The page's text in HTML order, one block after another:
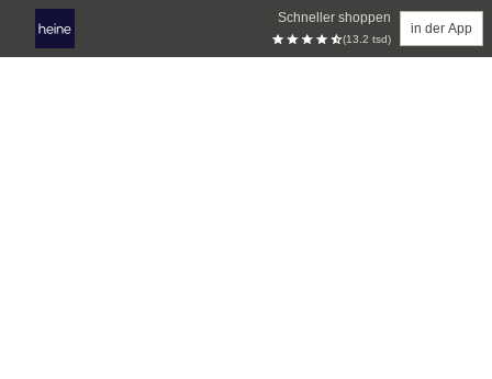
Schneller shoppen
(13.2 tsd)
in der App